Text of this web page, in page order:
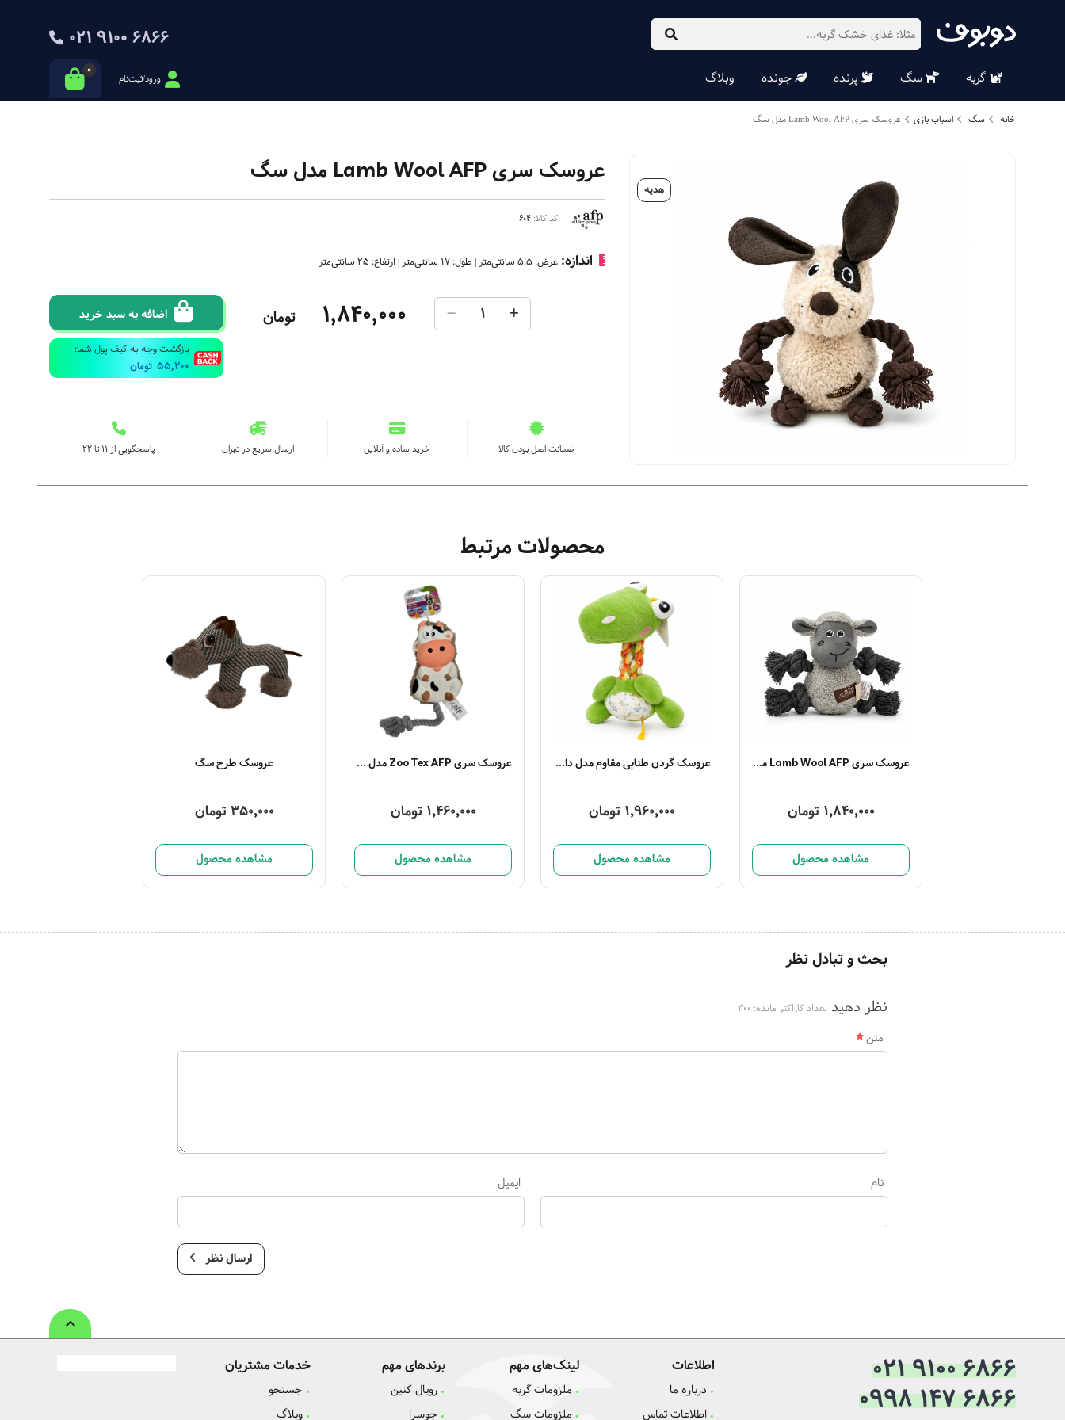
021 9100 6866
ورود/ثبت‌نام
0 گربه سگ پرنده جونده وبلاگ
خانه سگ اسباب بازی عروسک سری Lamb Wool AFP مدل سگ
هدیه
عروسک سری Lamb Wool AFP مدل سگ
کد کالا:
اندازه: عرض: 5.5 سانتی‌متر | طول: 17 سانتی‌متر | ارتفاع: 25 سانتی‌متر
1,840,000 تومان اضافه به سبد خرید
بازگشت وجه به کیف پول شما:
55,200 تومان
ضمانت اصل بودن کالا خرید ساده و آنلاین ارسال سریع در تهران پاسخگویی از ۱۱ تا ۲۲
محصولات مرتبط
عروسک سری Lamb Wool AFP مدل گوسفند
1,840,000 تومان
مشاهده محصول
عروسک گردن طنابی مقاوم مدل دایناسور
1,960,000 تومان
مشاهده محصول
عروسک سری Zoo Tex AFP مدل گاو سفید
1,460,000 تومان
مشاهده محصول
عروسک طرح سگ
350,000 تومان
مشاهده محصول
بحث و تبادل نظر
نظر دهید تعداد کاراکتر مانده: 300
متن
نام ایمیل
ارسال نظر
اطلاعات
درباره ما
اطلاعات تماس
لینک‌های مهم
ملزومات گربه
ملزومات سگ
برندهای مهم
رویال کنین
جوسرا
خدمات مشتریان
جستجو
وبلاگ
021 9100 6866
0998 147 6866